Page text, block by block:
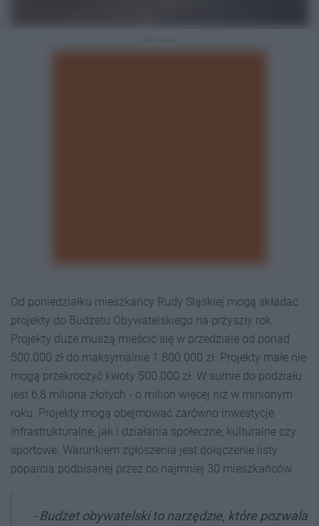
Od poniedziałku mieszkańcy Rudy Śląskiej mogą składać
projekty do Budżetu Obywatelskiego na przyszły rok.
Projekty duże muszą mieścić się w przedziale od ponad
500.000 zł do maksymalnie 1.800.000 zł. Projekty małe nie
mogą przekroczyć kwoty 500.000 zł. W sumie do podziału
jest 6,8 miliona złotych - o milion więcej niż w minionym
roku. Projekty mogą obejmować zarówno inwestycje
infrastrukturalne, jak i działania społeczne, kulturalne czy
sportowe. Warunkiem zgłoszenia jest dołączenie listy
poparcia podpisanej przez co najmniej 30 mieszkańców.
- Budżet obywatelski to narzędzie, które pozwala